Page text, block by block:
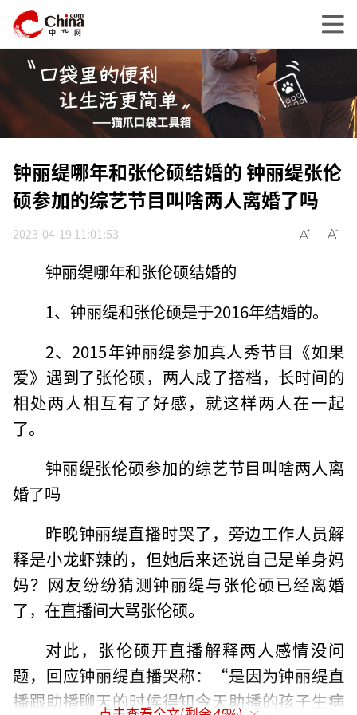
钟丽缇哪年和张伦硕结婚的 钟丽缇张伦
硕参加的综艺节目叫啥两人离婚了吗
2023-04-19 11:01:53
钟丽缇哪年和张伦硕结婚的
1、钟丽缇和张伦硕是于2016年结婚的。
2、2015年钟丽缇参加真人秀节目《如果
爱》遇到了张伦硕，两人成了搭档，长时间的
相处两人相互有了好感，就这样两人在一起
了。
钟丽缇张伦硕参加的综艺节目叫啥两人离
婚了吗
昨晚钟丽缇直播时哭了，旁边工作人员解
释是小龙虾辣的，但她后来还说自己是单身妈
妈？网友纷纷猜测钟丽缇与张伦硕已经离婚
了，在直播间大骂张伦硕。
对此，张伦硕开直播解释两人感情没问
题，回应钟丽缇直播哭称：“是因为钟丽缇直
播跟助播聊天的时候得知今天助播的孩子生病